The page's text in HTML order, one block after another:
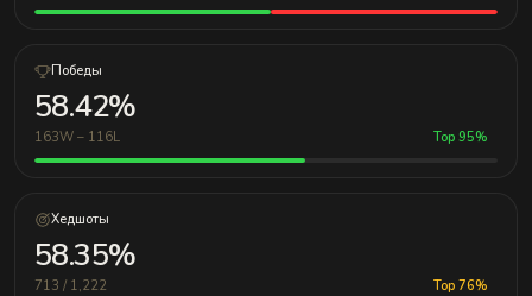
Победы
58.42%
163W – 116L Top 95%
Хедшоты
58.35%
713 / 1,222 Top 76%